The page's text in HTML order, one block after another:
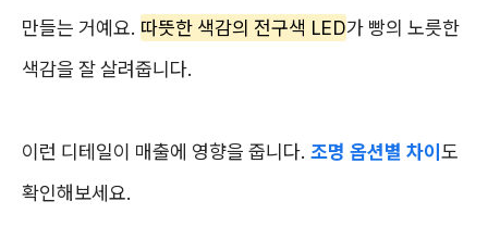
만들는 거예요. 따뜻한 색감의 전구색 LED가 빵의 노릇한
색감을 잘 살려줍니다.
이런 디테일이 매출에 영향을 줍니다. 조명 옵션별 차이도
확인해보세요.